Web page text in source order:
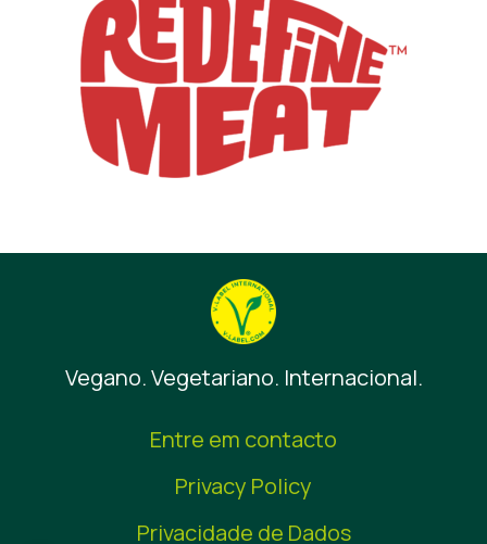
Vegano. Vegetariano. Internacional.
Entre em contacto
Privacy Policy
Privacidade de Dados